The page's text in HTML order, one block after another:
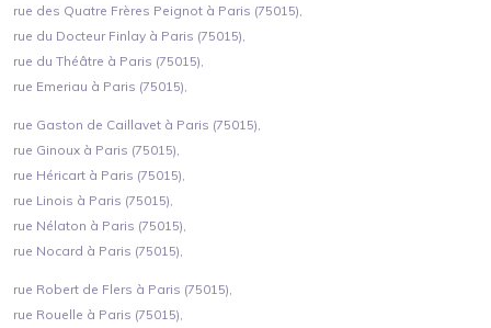
rue des Quatre Frères Peignot à Paris (75015),
rue du Docteur Finlay à Paris (75015),
rue du Théâtre à Paris (75015),
rue Emeriau à Paris (75015),
rue Gaston de Caillavet à Paris (75015),
rue Ginoux à Paris (75015),
rue Héricart à Paris (75015),
rue Linois à Paris (75015),
rue Nélaton à Paris (75015),
rue Nocard à Paris (75015),
rue Robert de Flers à Paris (75015),
rue Rouelle à Paris (75015),